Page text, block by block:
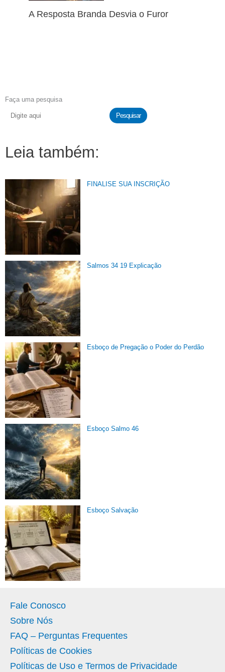
A Resposta Branda Desvia o Furor
Faça uma pesquisa
Pesquisar
Leia também:
FINALISE SUA INSCRIÇÃO
Salmos 34 19 Explicação
Esboço de Pregação o Poder do Perdão
Esboço Salmo 46
Esboço Salvação
Fale Conosco
Sobre Nós
FAQ – Perguntas Frequentes
Políticas de Cookies
Políticas de Uso e Termos de Privacidade